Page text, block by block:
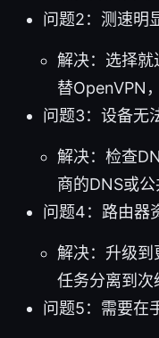
问题2：测速明
解决：选择
替OpenVPN
问题3：设备无
解决：检查
商的DNS或
问题4：路由器
解决：升级到
任务分离到
问题5：需要在